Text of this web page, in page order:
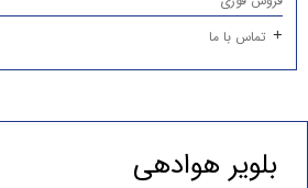
تماس با ما
بلویر هوادهی